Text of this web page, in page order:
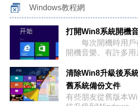
Windows教程網
打開Win8系統開機
每次開機時用戶
開機音樂。有許多
清除Win8升級後系
舊系統備份文件
有些朋友從舊版本